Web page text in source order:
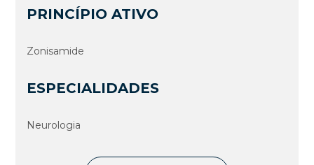
PRINCÍPIO ATIVO
Zonisamide
ESPECIALIDADES
Neurologia